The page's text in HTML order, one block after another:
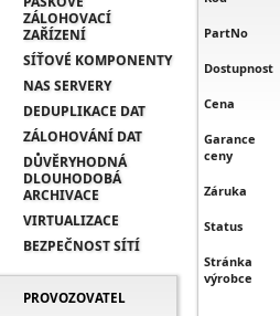
ZÁLOHOVACÍ
ZAŘÍZENÍ
SÍŤOVÉ KOMPONENTY
NAS SERVERY
DEDUPLIKACE DAT
ZÁLOHOVÁNÍ DAT
DŮVĚRYHODNÁ
DLOUHODOBÁ
ARCHIVACE
VIRTUALIZACE
BEZPEČNOST SÍTÍ
PROVOZOVATEL
PartNo
Dostupnost
Cena
Garance
ceny
Záruka
Status
Stránka
výrobce